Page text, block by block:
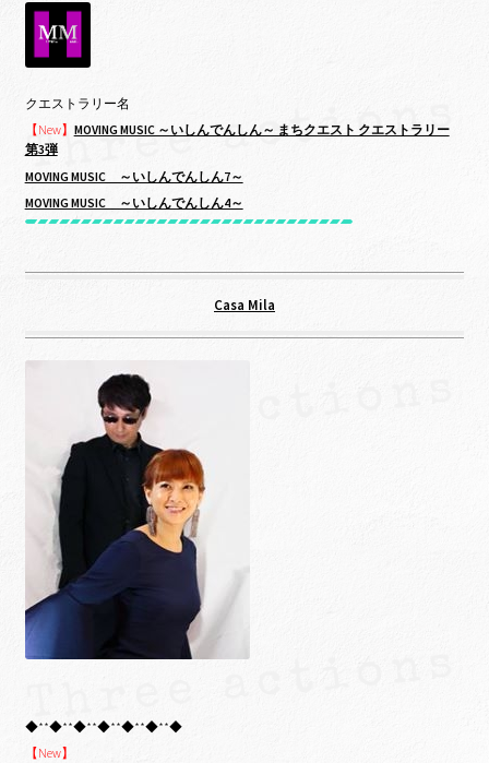
クエストラリー名
【New】 MOVING MUSIC ～いしんでんしん～ まちクエスト クエストラリー
第3弾
MOVING MUSIC ～いしんでんしん7～
MOVING MUSIC ～いしんでんしん4～
Casa Mila
◆**◆**◆**◆**◆**◆**◆
【New】